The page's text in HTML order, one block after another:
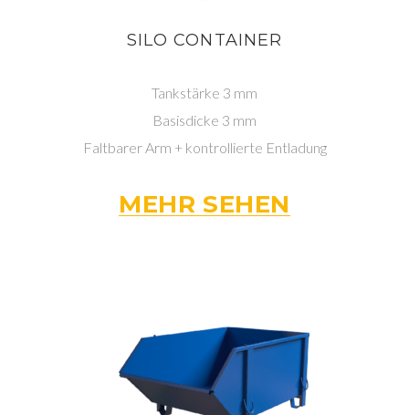
SILO CONTAINER
Tankstärke 3 mm
Basisdicke 3 mm
Faltbarer Arm + kontrollierte Entladung
MEHR SEHEN